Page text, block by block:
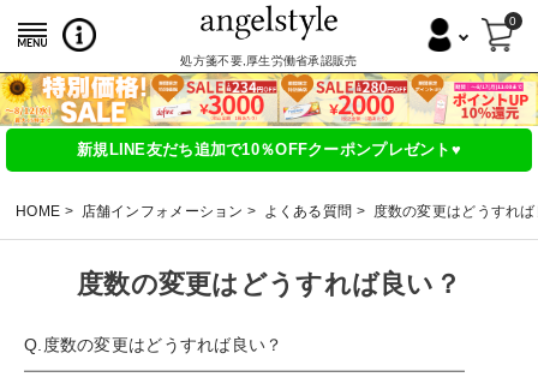
処方箋不要,厚生労働省承認販売
0
新規LINE友だち追加で10％OFFクーポンプレゼント♥
HOME 店舗インフォメーション よくある質問 度数の変更はどうすれ
度数の変更はどうすれば良い？
Q.度数の変更はどうすれば良い？